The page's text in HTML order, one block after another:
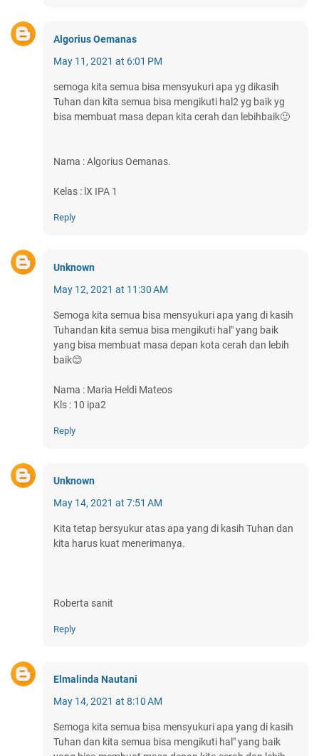
Algorius Oemanas
May 11, 2021 at 6:01 PM
semoga kita semua bisa mensyukuri apa yg dikasih
Tuhan dan kita semua bisa mengikuti hal2 yg baik yg
bisa membuat masa depan kita cerah dan lebihbaik🙂
Nama : Algorius Oemanas.
Kelas : lX IPA 1
Reply
Unknown
May 12, 2021 at 11:30 AM
Semoga kita semua bisa mensyukuri apa yang di kasih
Tuhandan kita semua bisa mengikuti hal" yang baik
yang bisa membuat masa depan kota cerah dan lebih
baik😊
Nama : Maria Heldi Mateos
Kls : 10 ipa2
Reply
Unknown
May 14, 2021 at 7:51 AM
Kita tetap bersyukur atas apa yang di kasih Tuhan dan
kita harus kuat menerimanya.
Roberta sanit
Reply
Elmalinda Nautani
May 14, 2021 at 8:10 AM
Semoga kita semua bisa mensyukuri apa yang di kasih
Tuhan dan kita semua bisa mengikuti hal" yang baik